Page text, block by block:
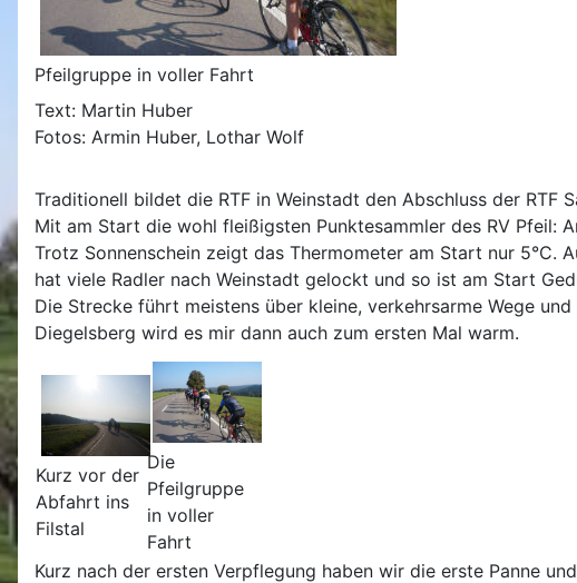
Pfeilgruppe in voller Fahrt
Text: Martin Huber
Fotos: Armin Huber, Lothar Wolf
Traditionell bildet die RTF in Weinstadt den Abschluss der RTF
Mit am Start die wohl fleißigsten Punktesammler des RV Pfeil:
Trotz Sonnenschein zeigt das Thermometer am Start nur 5°C.
hat viele Radler nach Weinstadt gelockt und so ist am Start
Die Strecke führt meistens über kleine, verkehrsarme Wege
Diegelsberg wird es mir dann auch zum ersten Mal warm.
Kurz vor der
Abfahrt ins
Filstal
Die
Pfeilgruppe
in voller
Fahrt
Kurz nach der ersten Verpflegung haben wir die erste Panne